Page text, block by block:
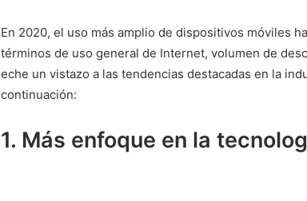
En 2020, el uso más amplio de dispositivos móviles
términos de uso general de Internet, volumen de
eche un vistazo a las tendencias destacadas en la
continuación:
1. Más enfoque en la